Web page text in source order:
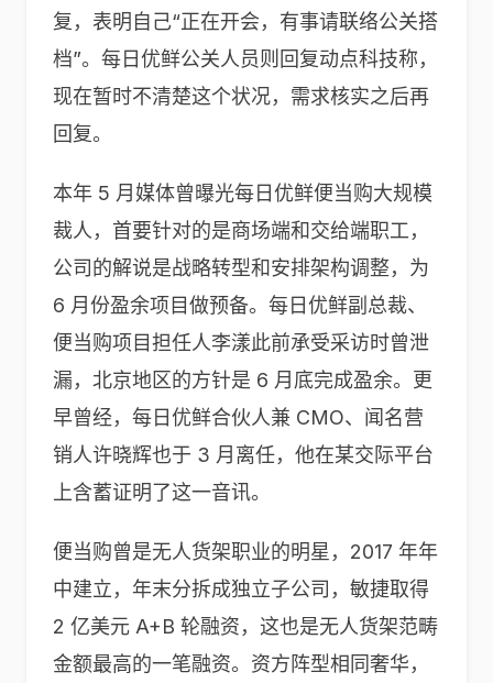
复，表明自己“正在开会，有事请联络公关搭
档”。每日优鲜公关人员则回复动点科技称，
现在暂时不清楚这个状况，需求核实之后再
回复。
本年 5 月媒体曾曝光每日优鲜便当购大规模
裁人，首要针对的是商场端和交给端职工，
公司的解说是战略转型和安排架构调整，为
6 月份盈余项目做预备。每日优鲜副总裁、
便当购项目担任人李漾此前承受采访时曾泄
漏，北京地区的方针是 6 月底完成盈余。更
早曾经，每日优鲜合伙人兼 CMO、闻名营
销人许晓辉也于 3 月离任，他在某交际平台
上含蓄证明了这一音讯。
便当购曾是无人货架职业的明星，2017 年年
中建立，年末分拆成独立子公司，敏捷取得
2 亿美元 A+B 轮融资，这也是无人货架范畴
金额最高的一笔融资。资方阵型相同奢华，